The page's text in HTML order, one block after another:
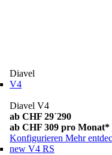
Diavel
V4
Diavel V4
ab CHF 29´290
ab CHF 309 pro Monat*
Konfigurieren Mehr
new V4 RS